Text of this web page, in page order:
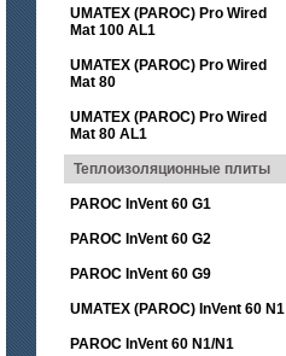
UMATEX (PAROC) Pro Wired
Mat 100 AL1
UMATEX (PAROC) Pro Wired
Mat 80
UMATEX (PAROC) Pro Wired
Mat 80 AL1
Теплоизоляционные плиты
PAROC InVent 60 G1
PAROC InVent 60 G2
PAROC InVent 60 G9
UMATEX (PAROC) InVent 60 N1
PAROC InVent 60 N1/N1